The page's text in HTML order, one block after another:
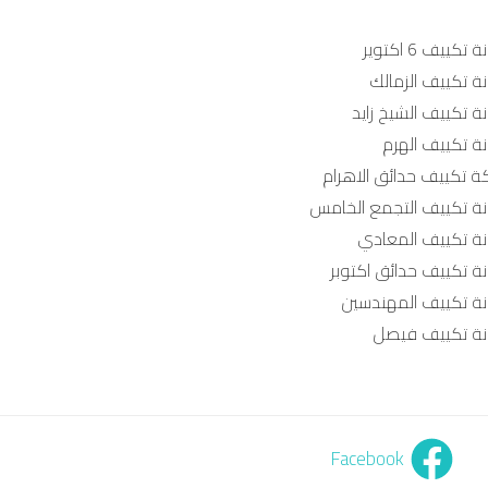
6 اكتوير
تكييف الزمالك
تكييف الشيخ زايد
تكييف الهرم
تكييف حدائق الاهرام
تكييف التجمع الخامس
تكييف المعادي
تكييف حدائق اكتوبر
تكييف المهندسين
تكييف فيصل
Facebook